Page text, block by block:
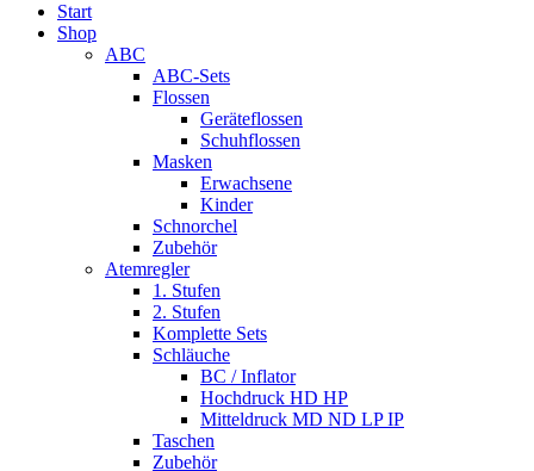
Start
Shop
ABC
ABC-Sets
Flossen
Geräteflossen
Schuhflossen
Masken
Erwachsene
Kinder
Schnorchel
Zubehör
Atemregler
1. Stufen
2. Stufen
Komplette Sets
Schläuche
BC / Inflator
Hochdruck HD HP
Mitteldruck MD ND LP IP
Taschen
Zubehör